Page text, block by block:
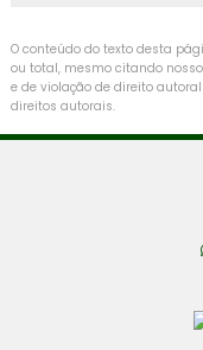
O conteúdo do texto desta
ou total, mesmo citando
e de violação de direito
direitos autorais.